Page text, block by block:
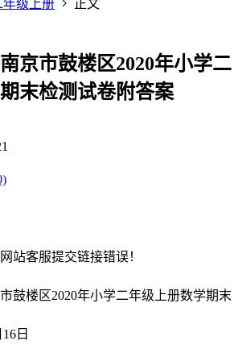
年级上册
正文
京市鼓楼区2020年小学二
末检测试卷附答案
站客服提交链接错误！
日